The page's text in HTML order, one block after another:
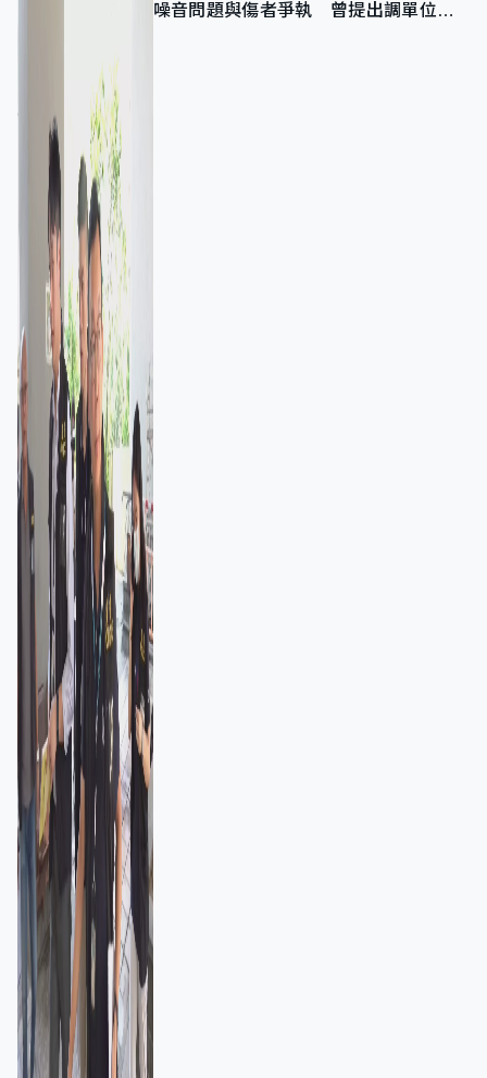
噪音問題與傷者爭執 曾提出調單位已